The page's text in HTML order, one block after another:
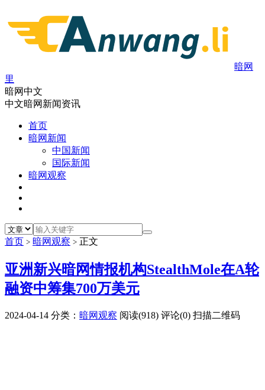
暗网
里
暗网中文
中文暗网新闻资讯
首页
暗网新闻
中国新闻
国际新闻
暗网观察
首页 > 暗网观察 > 正文
亚洲新兴暗网情报机构StealthMole在A轮
融资中筹集700万美元
2024-04-14 分类： 暗网观察 阅读(918) 评论(0) 扫描二维码